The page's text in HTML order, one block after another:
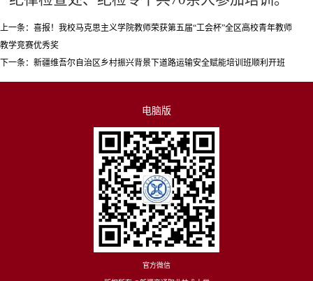
上一条： 喜报！我校马克思主义学院教师荣获第五届“工会杯”全区高校青年教师
教学竞赛优秀奖
下一条： 新疆维吾尔自治区乡村振兴背景下道路运输安全赋能培训班顺利开班
电脑版
官方微信